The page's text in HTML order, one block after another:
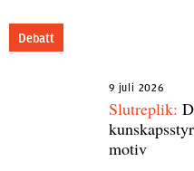
Debatt
9 juli 2026
Slutreplik:
motiv